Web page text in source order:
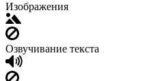
Изображения
Озвучивание текста